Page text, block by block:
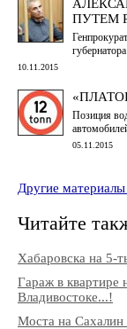
ПУТЕМ
10.11.2015
Позиция
05.11.2015
Другие
Читайте
Хабаровска на 5-
Гараж в
Владивостоке...!
Моста на Сахалин